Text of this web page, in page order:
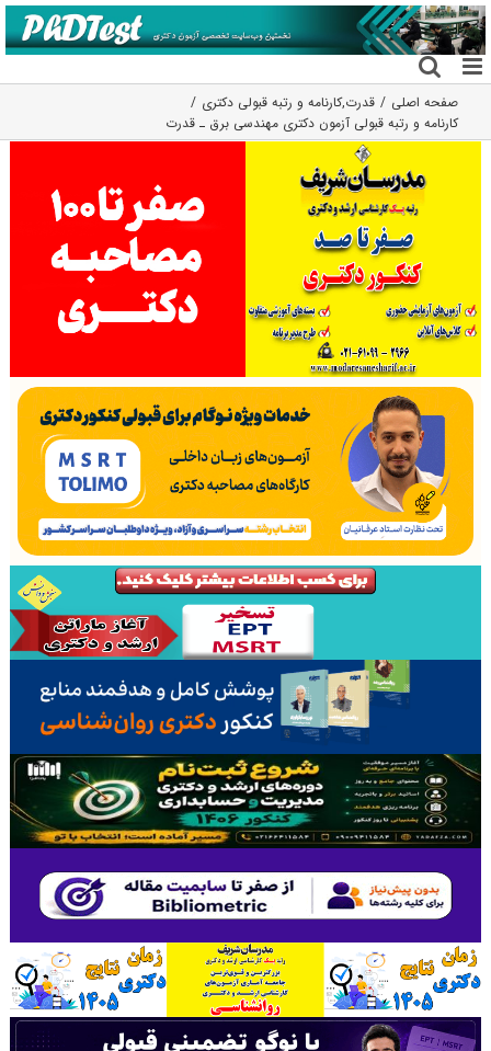
رفتن
به
محتوا
صفحه اصلی قدرت,کارنامه و رتبه قبولی دکتری
کارنامه و رتبه قبولی آزمون دکتری مهندسی برق ـ ﻗﺪرت